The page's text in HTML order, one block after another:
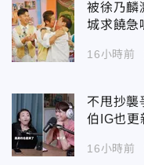
被徐乃麟
城求饒急
16小時前
不甩抄
伯IG也更
16小時前